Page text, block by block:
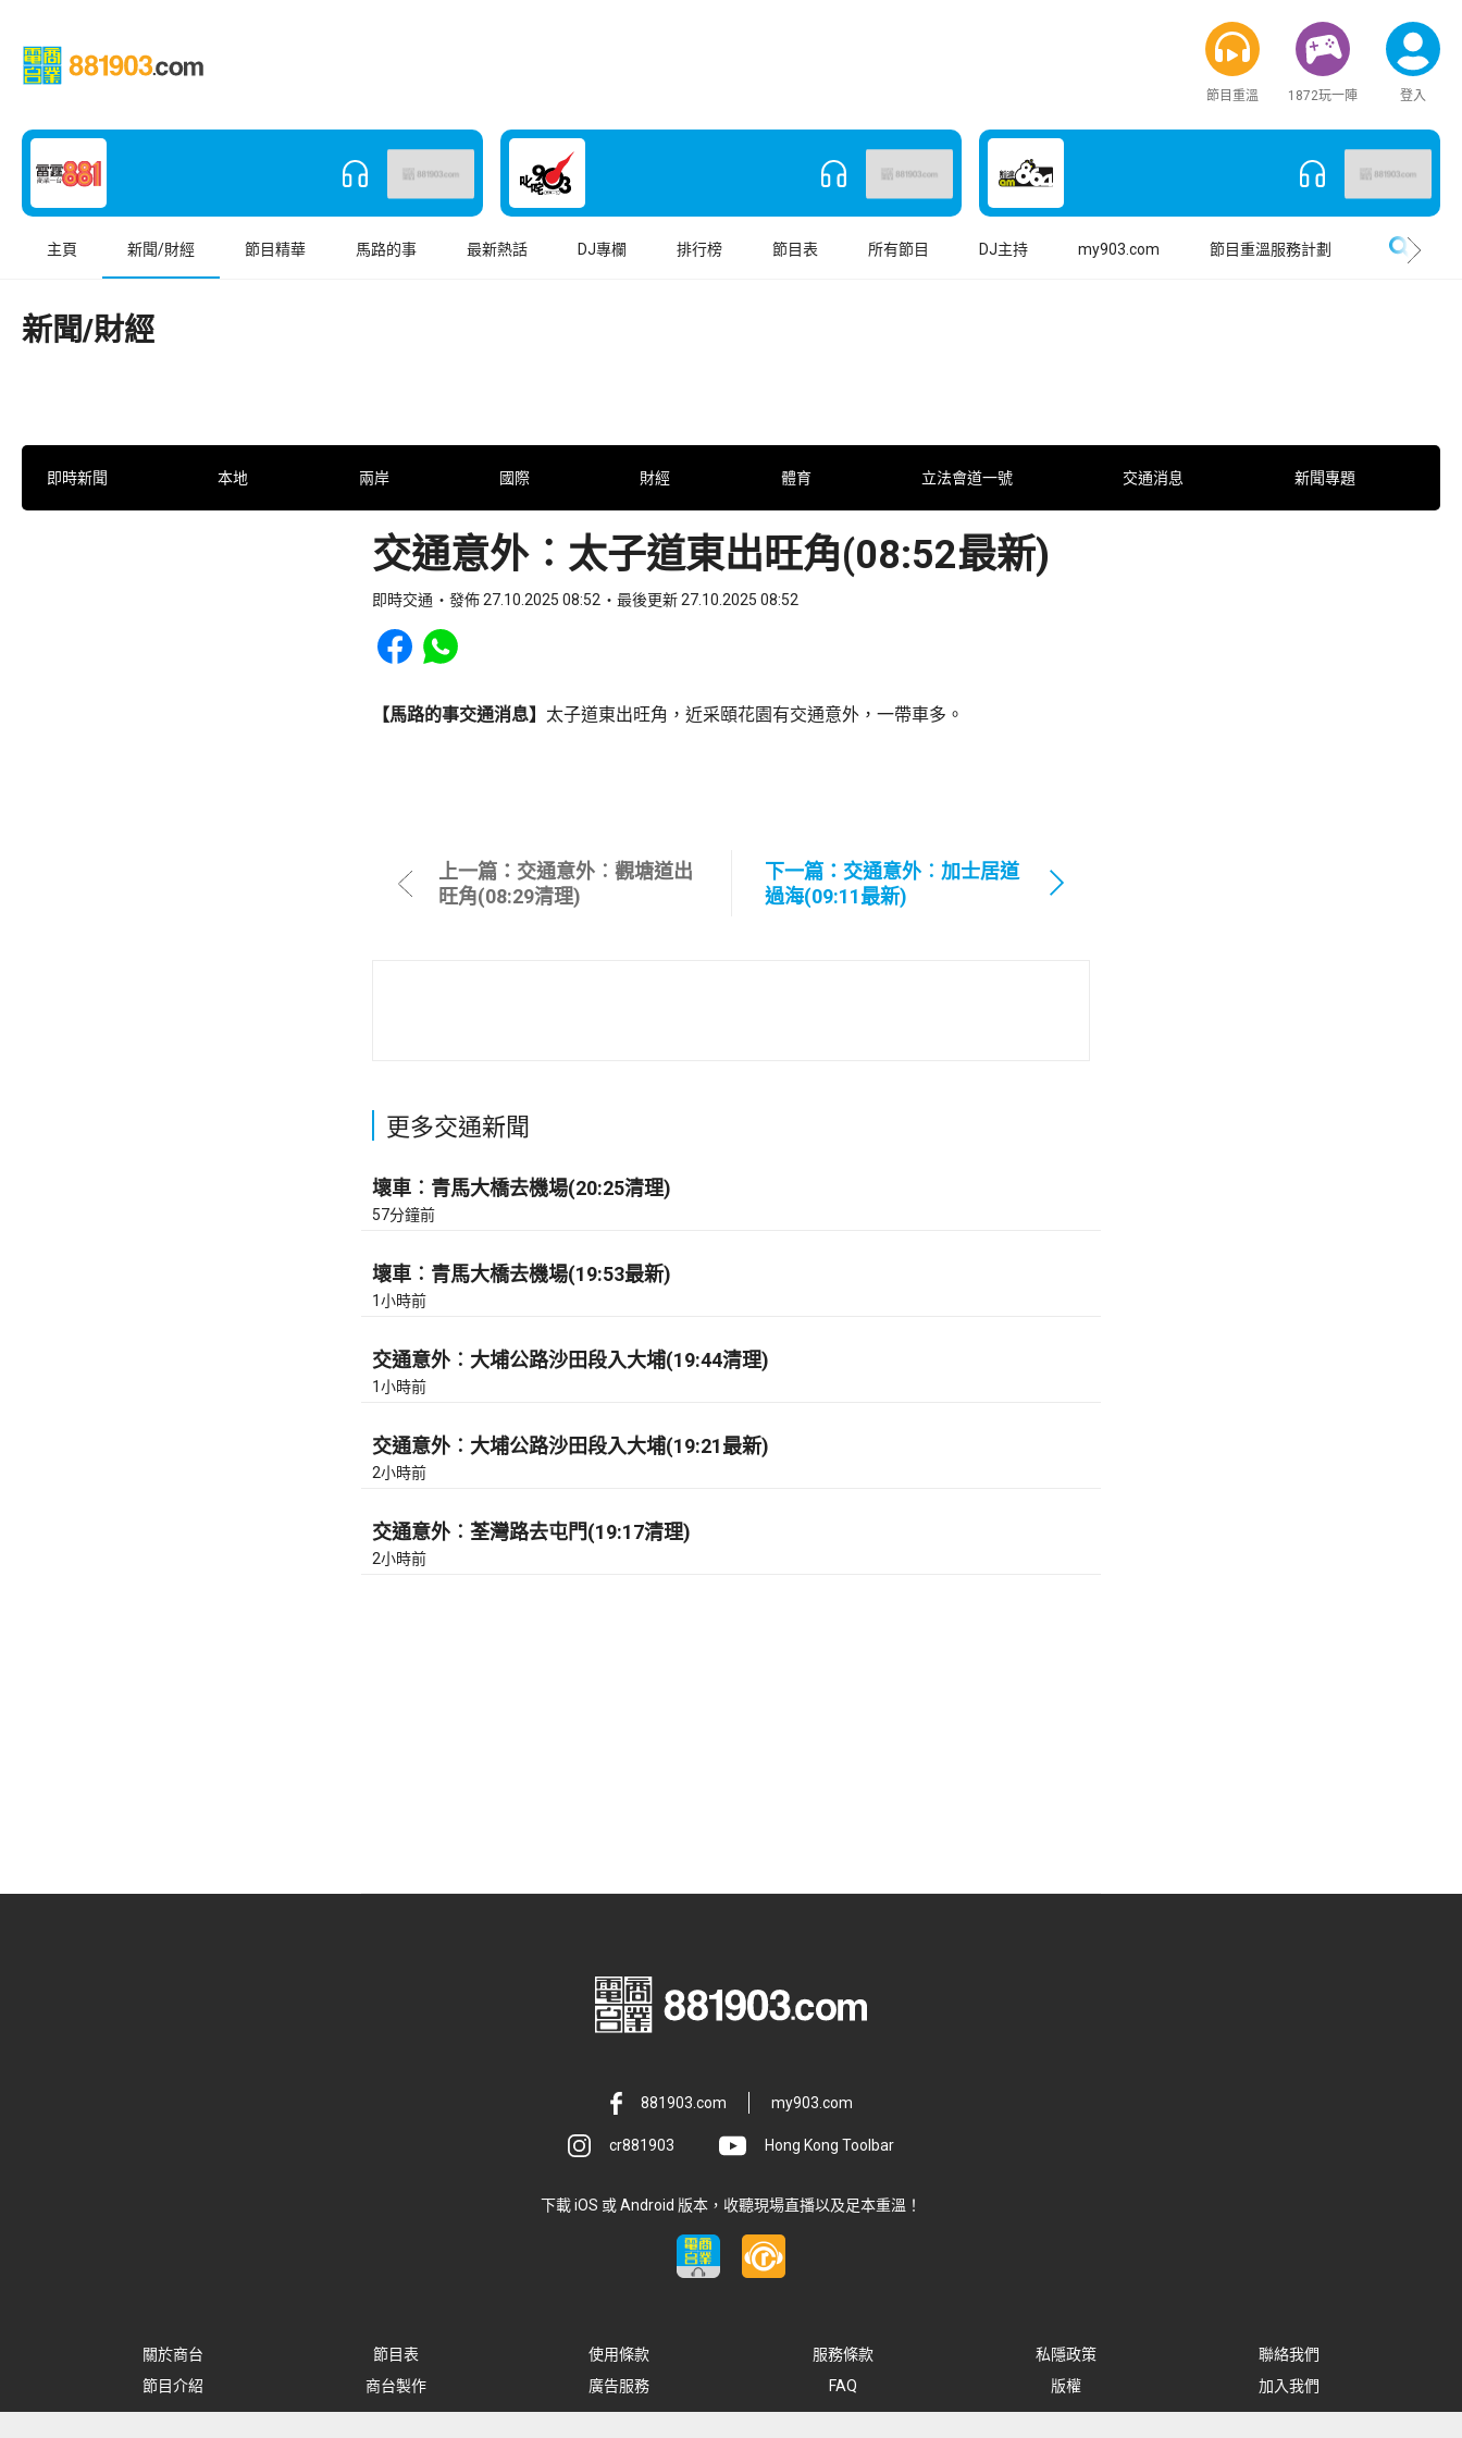
節目重溫 1872玩一陣 登入
主頁 新聞/財經 節目精華 馬路的事 最新熱話 DJ專欄 排行榜 節目表 所有節目 DJ主持 my903.com 節目重溫服務計劃
新聞/財經
即時新聞 本地 兩岸 國際 財經 體育 立法會道一號 交通消息 新聞專題
交通意外︰太子道東出旺角(08:52最新)
即時交通 發佈 27.10.2025 08:52 最後更新 27.10.2025 08:52
Share to Facebook
Share to WhatsApp
【馬路的事交通消息】 太子道東出旺角，近采頤花園有交通意外，一帶車多。
上一篇：交通意外︰觀塘道出
旺角(08:29清理)
下一篇：交通意外︰加士居道
過海(09:11最新)
更多交通新聞
壞車︰青馬大橋去機場(20:25清理)
57分鐘前
壞車︰青馬大橋去機場(19:53最新)
1小時前
交通意外︰大埔公路沙田段入大埔(19:44清理)
1小時前
交通意外︰大埔公路沙田段入大埔(19:21最新)
2小時前
交通意外︰荃灣路去屯門(19:17清理)
2小時前
881903.com my903.com
cr881903 Hong Kong Toolbar
下載 iOS 或 Android 版本，收聽現場直播以及足本重溫！
關於商台 節目表 使用條款 服務條款 私隱政策
聯絡我們
節目介紹
商台製作 廣告服務 FAQ 版權 加入我們